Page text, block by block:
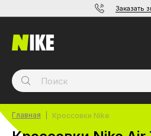
Заказать
Главная Кроссовки Nike